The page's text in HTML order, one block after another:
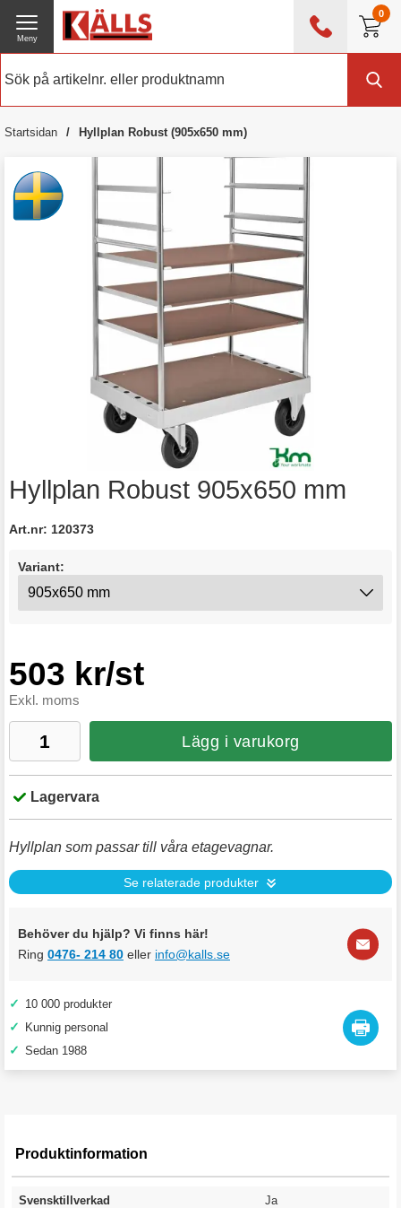
0
0476 - 214 80
Meny
Startsidan Hyllplan Robust (905x650 mm)
Hyllplan Robust 905x650 mm
Art.nr: 120373
Variant:
503 kr/st
Exkl. moms
Lägg i varukorg
Lagervara
Hyllplan som passar till våra etagevagnar.
Se relaterade produkter
Behöver du hjälp? Vi finns här!
Ring 0476- 214 80 eller info@kalls.se
✓ 10 000 produkter
✓ Kunnig personal
✓ Sedan 1988
Produktinformation
Svensktillverkad Ja